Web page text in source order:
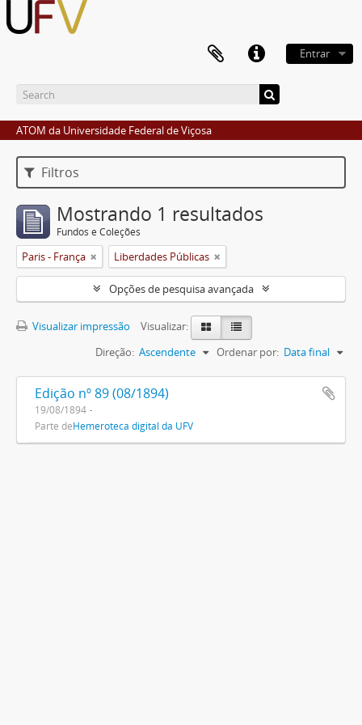
Entrar
ATOM da Universidade Federal de Viçosa
Filtros
Mostrando 1 resultados
Fundos e Coleções
Paris - França Liberdades Públicas
Opções de pesquisa avançada
Visualizar impressão
Visualizar:
Ordenar por: Data final
Direção: Ascendente
Edição nº 89 (08/1894)
19/08/1894
Parte deHemeroteca digital da UFV